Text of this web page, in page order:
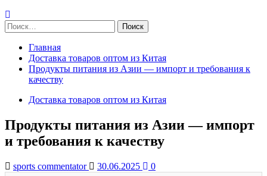
Найти:
Главная
Доставка товаров оптом из Китая
Продукты питания из Азии — импорт и требования к
качеству
Доставка товаров оптом из Китая
Продукты питания из Азии — импорт
и требования к качеству
sports commentator 30.06.2025 0